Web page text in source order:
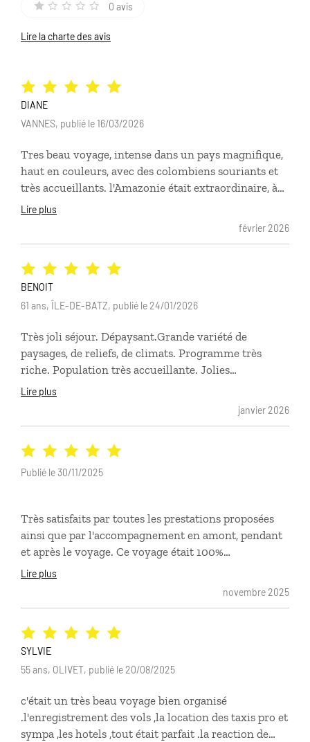
0 avis
Lire la charte des avis
Tres beau voyage, intense dans un pays magnifique,
haut en couleurs, avec des colombiens souriants et
très accueillants. l'Amazonie était extraordinaire, à
faire absolument si le timing le permet. Juste un
petit regret... nous pensions avoir une visite de
des villages) Sinon, choix des hôtels extras,
chauffeurs et guides tous à l'heure. Je recommande
cette destination
Lire plus
février 2026
DIANE
VANNES, publié le 16/03/2026
Très joli séjour. Dépaysant.Grande variété de
paysages, de reliefs, de climats. Programme très
riche. Population très accueillante. Jolies
suggestions d'hotels dans des quartiers
Lire plus
janvier 2026
BENOIT
61 ans, ÎLE-DE-BATZ, publié le 24/01/2026
Très satisfaits par toutes les prestations proposées
ainsi que par l'accompagnement en amont, pendant
et après le voyage. Ce voyage était 100%
personnalisé selon nos envies du choix du circuit au
choix des hôtels. Le plus: tous les guides, contacts et
Lire plus
novembre 2025
Publié le 30/11/2025
c'était un très beau voyage bien organisé
.l'enregistrement des vols ,la location des taxis pro et
sympa ,les hotels ,tout était parfait .la reaction de
SYLVIE
55 ans, OLIVET, publié le 20/08/2025